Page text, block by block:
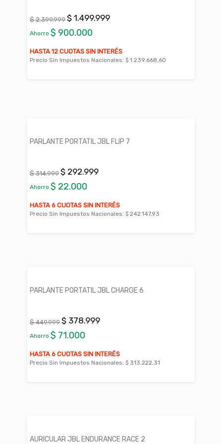
$ 2.399.999 $ 1.499.999
Ahorro $ 900.000
HASTA 12 CUOTAS SIN INTERÉS
Precio Sin Impuestos Nacionales: $ 1.239.668,60
PARLANTE PORTATIL JBL FLIP 7
$ 314.999 $ 292.999
Ahorro $ 22.000
HASTA 6 CUOTAS SIN INTERÉS
Precio Sin Impuestos Nacionales: $ 242.147,93
PARLANTE PORTATIL JBL CHARGE 6
$ 449.999 $ 378.999
Ahorro $ 71.000
HASTA 6 CUOTAS SIN INTERÉS
Precio Sin Impuestos Nacionales: $ 313.222,31
AURICULAR JBL ENDURANCE RACE 2